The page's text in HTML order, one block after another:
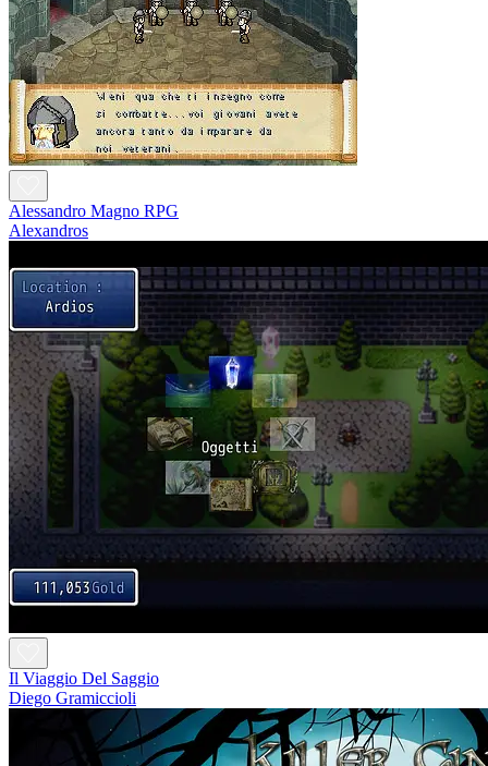
Alessandro Magno RPG
Alexandros
Il Viaggio Del Saggio
Diego Gramiccioli